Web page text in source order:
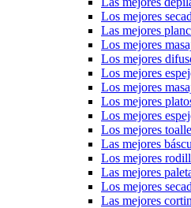
Los mejores
Las mejores
Los mejores
Los mejores
Los mejores
Los mejores
Los mejores
Los mejores
Los mejores
Las mejores
Los mejores
Las mejores
Los mejores
Las mejores